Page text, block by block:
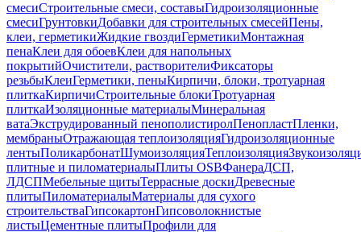
смесиСтроительные смеси, составыГидроизоляционные
смесиГрунтовкиДобавки для строительных смесейПены,
клеи, герметикиЖидкие гвоздиГерметикиМонтажная
пенаКлеи для обоевКлеи для напольных
покрытийОчистители, растворителиФиксаторы
резьбыКлеиГерметики, пеныКирпичи, блоки, тротуарная
плиткаКирпичиСтроительные блокиТротуарная
плиткаИзоляционные материалыМинеральная
ватаЭкструдированный пенополистиролПенопластПленки,
мембраныОтражающая теплоизоляцияГидроизоляционные
лентыПоликарбонатШумоизоляцияТеплоизоляция
плитные и пиломатериалыПлиты OSBФанераДСП,
ЛДСПМебельные щитыТеррасные доскиДревесные
плитыПиломатериалыМатериалы для сухого
строительстваГипсокартонГипсоволокнистые
листыЦементные плитыПрофили для